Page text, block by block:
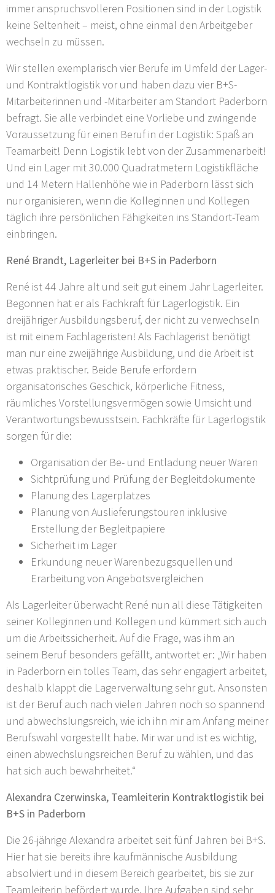
immer anspruchsvolleren Positionen sind in der Logistik
keine Seltenheit – meist, ohne einmal den Arbeitgeber
wechseln zu müssen.
Wir stellen exemplarisch vier Berufe im Umfeld der Lager-
und Kontraktlogistik vor und haben dazu vier B+S-
Mitarbeiterinnen und -Mitarbeiter am Standort Paderborn
befragt. Sie alle verbindet eine Vorliebe und zwingende
Voraussetzung für einen Beruf in der Logistik: Spaß an
Teamarbeit! Denn Logistik lebt von der Zusammenarbeit!
Und ein Lager mit 30.000 Quadratmetern Logistikfläche
und 14 Metern Hallenhöhe wie in Paderborn lässt sich
nur organisieren, wenn die Kolleginnen und Kollegen
täglich ihre persönlichen Fähigkeiten ins Standort-Team
einbringen.
René Brandt, Lagerleiter bei B+S in Paderborn
René ist 44 Jahre alt und seit gut einem Jahr Lagerleiter.
Begonnen hat er als Fachkraft für Lagerlogistik. Ein
dreijähriger Ausbildungsberuf, der nicht zu verwechseln
ist mit einem Fachlageristen! Als Fachlagerist benötigt
man nur eine zweijährige Ausbildung, und die Arbeit ist
etwas praktischer. Beide Berufe erfordern
organisatorisches Geschick, körperliche Fitness,
räumliches Vorstellungsvermögen sowie Umsicht und
Verantwortungsbewusstsein. Fachkräfte für Lagerlogistik
sorgen für die:
Organisation der Be- und Entladung neuer Waren
Sichtprüfung und Prüfung der Begleitdokumente
Planung des Lagerplatzes
Planung von Auslieferungstouren inklusive
Erstellung der Begleitpapiere
Sicherheit im Lager
Erkundung neuer Warenbezugsquellen und
Erarbeitung von Angebotsvergleichen
Als Lagerleiter überwacht René nun all diese Tätigkeiten
seiner Kolleginnen und Kollegen und kümmert sich auch
um die Arbeitssicherheit. Auf die Frage, was ihm an
seinem Beruf besonders gefällt, antwortet er: „Wir haben
in Paderborn ein tolles Team, das sehr engagiert arbeitet,
deshalb klappt die Lagerverwaltung sehr gut. Ansonsten
ist der Beruf auch nach vielen Jahren noch so spannend
und abwechslungsreich, wie ich ihn mir am Anfang meiner
Berufswahl vorgestellt habe. Mir war und ist es wichtig,
einen abwechslungsreichen Beruf zu wählen, und das
hat sich auch bewahrheitet.“
Alexandra Czerwinska, Teamleiterin Kontraktlogistik bei
B+S in Paderborn
Die 26-jährige Alexandra arbeitet seit fünf Jahren bei B+S.
Hier hat sie bereits ihre kaufmännische Ausbildung
absolviert und in diesem Bereich gearbeitet, bis sie zur
Teamleiterin befördert wurde. Ihre Aufgaben sind sehr